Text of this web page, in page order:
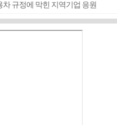
규정에 막힌 지역기업 응원